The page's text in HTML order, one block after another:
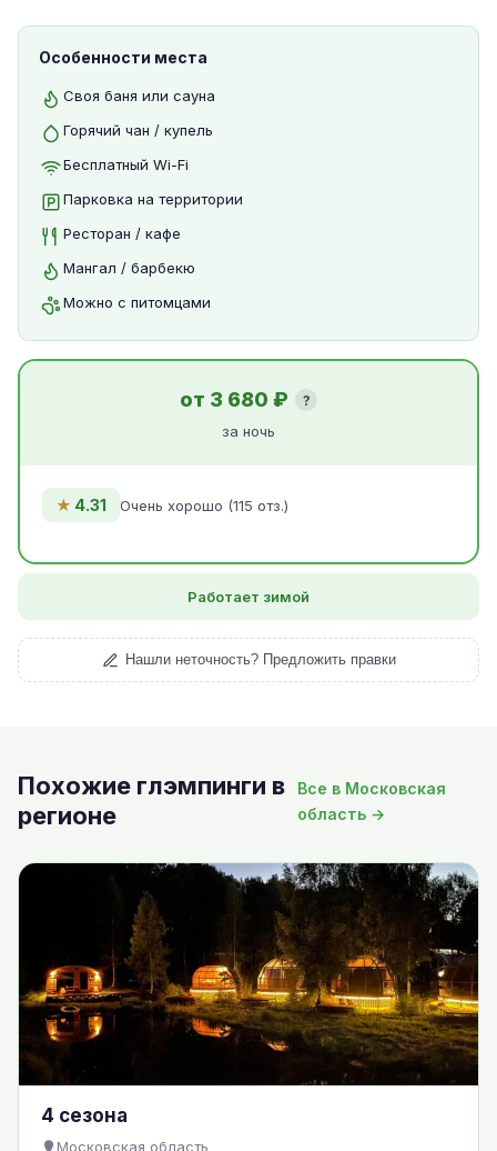
Особенности места
Своя баня или сауна
Горячий чан / купель
Бесплатный Wi-Fi
Парковка на территории
Ресторан / кафе
Мангал / барбекю
Можно с питомцами
от 3 680 ₽
?
за ночь
★ 4.31 Очень хорошо (115 отз.)
Работает зимой
Нашли неточность? Предложить правки
Похожие глэмпинги в
регионе
Все в Московская
область →
4 сезона
Московская область